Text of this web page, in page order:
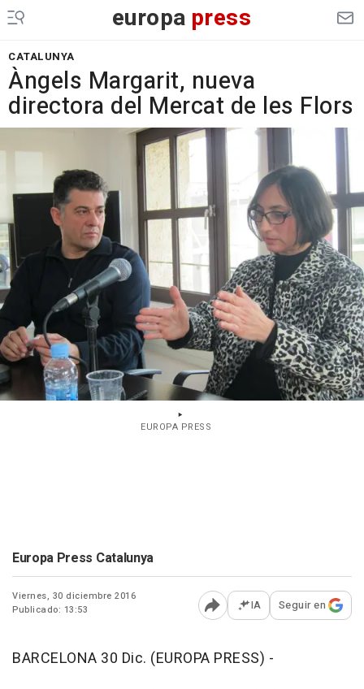
europa press
CATALUNYA
Àngels Margarit, nueva
directora del Mercat de les Flors
EUROPA PRESS
Europa Press Catalunya
Viernes, 30 diciembre 2016
Publicado: 13:53
Abrir opciones para
IA Seguir en
BARCELONA 30 Dic. (EUROPA PRESS) -